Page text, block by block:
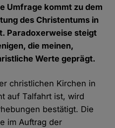
Umfrage kommt zu dem
des Christentums in
Paradoxerweise steigt
die meinen,
Werte geprägt.
christlichen Kirchen in
auf Talfahrt ist, wird
bestätigt. Die
im Auftrag der